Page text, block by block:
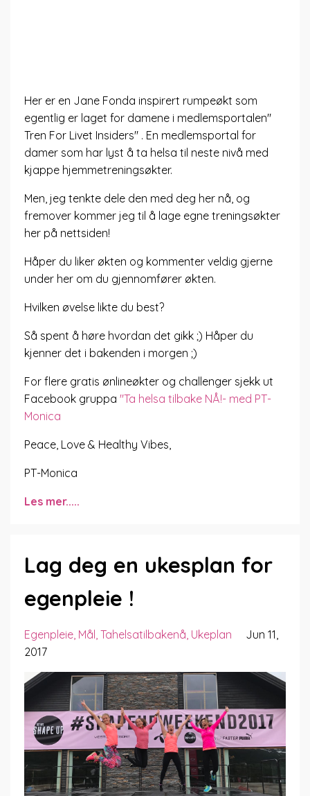
Her er en Jane Fonda inspirert rumpeøkt som
egentlig er laget for damene i medlemsportalen"
Tren For Livet Insiders" . En medlemsportal for
damer som har lyst å ta helsa til neste nivå med
kjappe hjemmetreningsøkter.
Men, jeg tenkte dele den med deg her nå, og
fremover kommer jeg til å lage egne treningsøkter
her på nettsiden!
Håper du liker økten og kommenter veldig gjerne
under her om du gjennomfører økten.
Hvilken øvelse likte du best?
Så spent å høre hvordan det gikk ;) Håper du
kjenner det i bakenden i morgen ;)
For flere gratis ønlineøkter og challenger sjekk ut
Facebook gruppa "Ta helsa tilbake NÅ!- med PT-
Monica
Peace, Love & Healthy Vibes,
PT-Monica
Les mer.....
Lag deg en ukesplan for
egenpleie !
Egenpleie Mål Tahelsatilbakenå Ukeplan
Jun 11,
2017